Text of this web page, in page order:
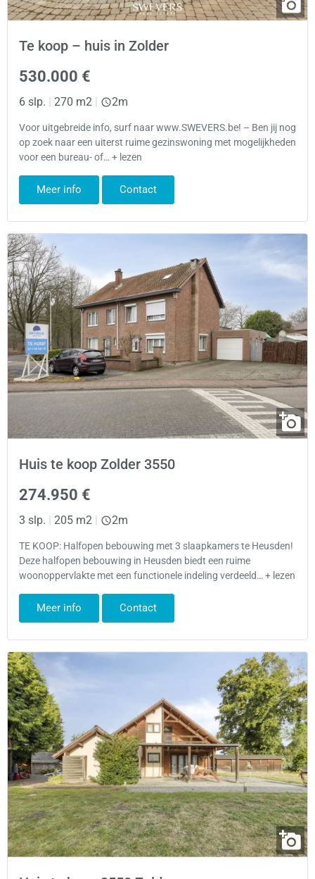
Te koop – huis in Zolder
530.000 €
6 slp. | 270 m2 | 2m
Voor uitgebreide info, surf naar www.SWEVERS.be! – Ben jij nog
op zoek naar een uiterst ruime gezinswoning met mogelijkheden
voor een bureau- of… + lezen
Meer info Contact
Huis te koop Zolder 3550
274.950 €
3 slp. | 205 m2 | 2m
TE KOOP: Halfopen bebouwing met 3 slaapkamers te Heusden!
Deze halfopen bebouwing in Heusden biedt een ruime
woonoppervlakte met een functionele indeling verdeeld… + lezen
Meer info Contact